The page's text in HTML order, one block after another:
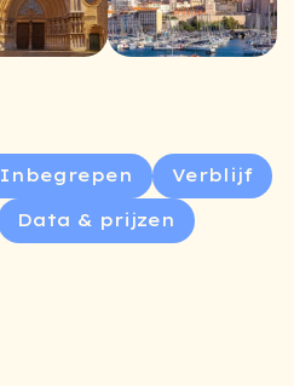
Inbegrepen Verblijf
Data & prijzen